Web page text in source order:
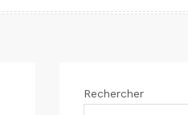
Rechercher